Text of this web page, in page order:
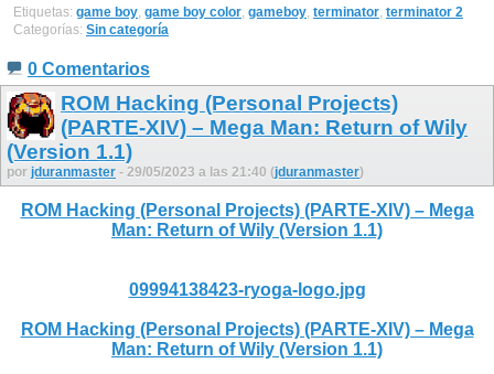
Etiquetas: game boy, game boy color, gameboy, terminator, terminator 2
Categorías: Sin categoría
0 Comentarios
ROM Hacking (Personal Projects)
(PARTE-XIV) – Mega Man: Return of Wily
(Version 1.1)
por jduranmaster - 29/05/2023 a las 21:40 (jduranmaster)
ROM Hacking (Personal Projects) (PARTE-XIV) – Mega
Man: Return of Wily (Version 1.1)
09994138423-ryoga-logo.jpg
ROM Hacking (Personal Projects) (PARTE-XIV) – Mega
Man: Return of Wily (Version 1.1)